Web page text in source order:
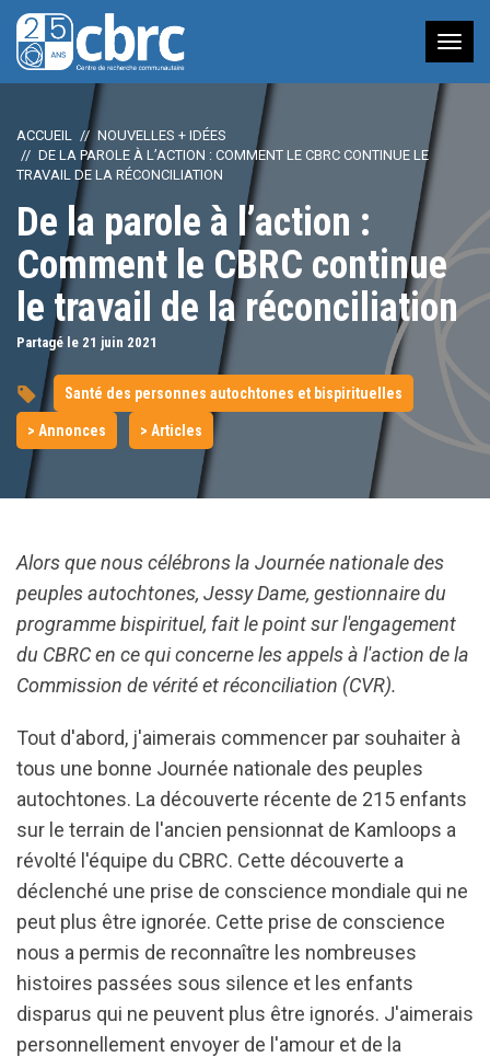
à
ACCUEIL
NOUVELLES + IDÉES
DE LA PAROLE À L’ACTION : COMMENT LE CBRC CONTINUE LE
TRAVAIL DE LA RÉCONCILIATION
De la parole à l’action :
Comment le CBRC continue
le travail de la réconciliation
Partagé le 21 juin 2021
Santé des personnes autochtones et bispirituelles
> Annonces > Articles
Alors que nous célébrons la Journée nationale des
peuples autochtones, Jessy Dame, gestionnaire du
programme bispirituel, fait le point sur l'engagement
du CBRC en ce qui concerne les appels à l'action de la
Commission de vérité et réconciliation (CVR).
Tout d'abord, j'aimerais commencer par souhaiter à
tous une bonne Journée nationale des peuples
autochtones. La découverte récente de 215 enfants
sur le terrain de l'ancien pensionnat de Kamloops a
révolté l'équipe du CBRC. Cette découverte a
déclenché une prise de conscience mondiale qui ne
peut plus être ignorée. Cette prise de conscience
nous a permis de reconnaître les nombreuses
histoires passées sous silence et les enfants
disparus qui ne peuvent plus être ignorés. J'aimerais
personnellement envoyer de l'amour et de la